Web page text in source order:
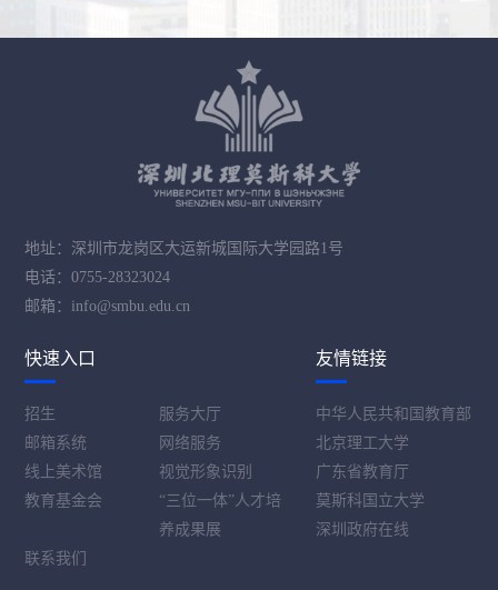
地址：深圳市龙岗区大运新城国际大学园路1号
电话：0755-28323024
邮箱：info@smbu.edu.cn
快速入口
招生
服务大厅
邮箱系统
网络服务
线上美术馆
视觉形象识别
教育基金会
“三位一体”人才培
养成果展
联系我们
友情链接
中华人民共和国教育部
北京理工大学
广东省教育厅
莫斯科国立大学
深圳政府在线